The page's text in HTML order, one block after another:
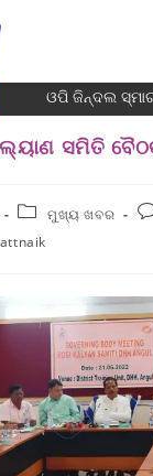
ଓପି ଜିନ୍ଦଲ
ସମିତି
ମୁଖ୍ୟ ଖବର